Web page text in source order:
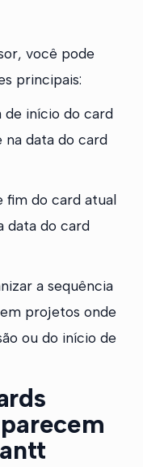
você pode
principais:
início do card
na data do card
fim do card atual
data do card
a sequência
projetos onde
ou do início de